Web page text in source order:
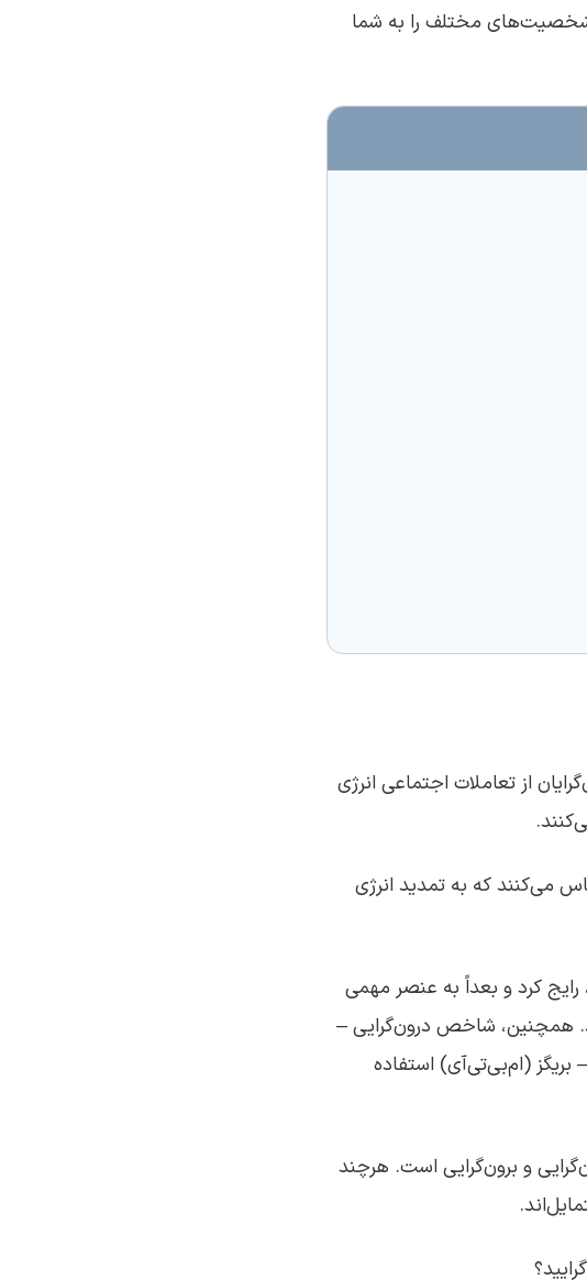
شخصیت‌های مختلف را به شما
از تعاملات اجتماعی انرژی
می‌کنند که به تمدید انرژی
کرد و بعداً به عنصر مهمی
همچنین، شاخص درون‌گرایی –
(ام‌بی‌تی‌آی) استفاده
و برون‌گرایی است. هرچند